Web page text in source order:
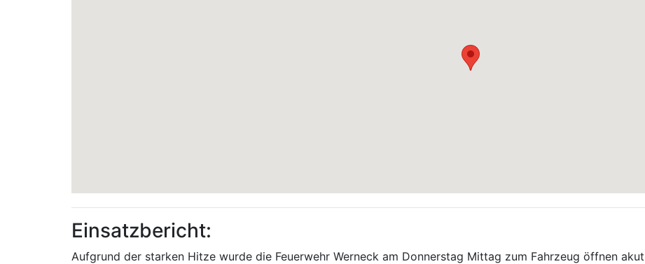
Einsatzbericht:
Aufgrund der starken Hitze wurde die Feuerwehr Werneck am Donnerstag Mittag zum Fahrzeug öffnen